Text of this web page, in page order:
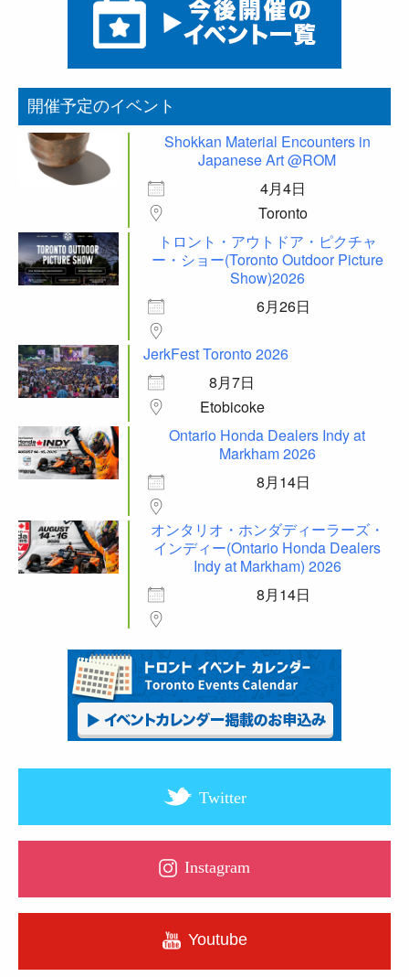
開催予定のイベント
Shokkan Material Encounters in
Japanese Art @ROM
4月4日
Toronto
トロント・アウトドア・ピクチャ
ー・ショー(Toronto Outdoor Picture
Show)2026
6月26日
JerkFest Toronto 2026
8月7日
Etobicoke
Ontario Honda Dealers Indy at
Markham 2026
8月14日
オンタリオ・ホンダディーラーズ・
インディー(Ontario Honda Dealers
Indy at Markham) 2026
8月14日
Twitter
Instagram
Youtube